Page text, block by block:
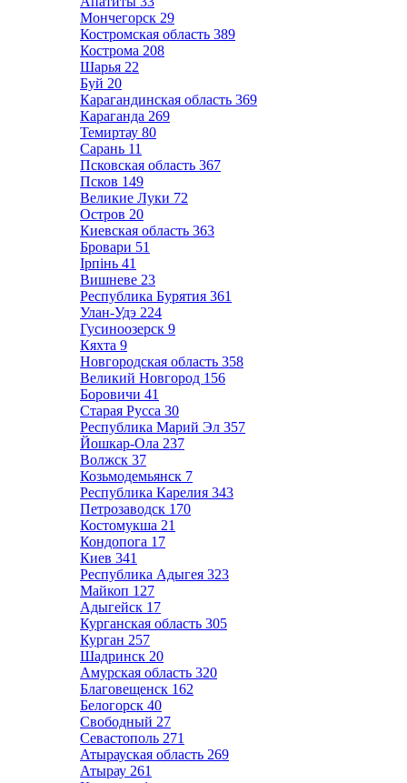
Мончегорск 29
Костромская область 389
Кострома 208
Шарья 22
Буй 20
Карагандинская область 369
Караганда 269
Темиртау 80
Сарань 11
Псковская область 367
Псков 149
Великие Луки 72
Остров 20
Киевская область 363
Бровари 51
Ірпінь 41
Вишневе 23
Республика Бурятия 361
Улан-Удэ 224
Гусиноозерск 9
Кяхта 9
Новгородская область 358
Великий Новгород 156
Боровичи 41
Старая Русса 30
Республика Марий Эл 357
Йошкар-Ола 237
Волжск 37
Козьмодемьянск 7
Республика Карелия 343
Петрозаводск 170
Костомукша 21
Кондопога 17
Киев 341
Республика Адыгея 323
Майкоп 127
Адыгейск 17
Курганская область 305
Курган 257
Шадринск 20
Амурская область 320
Благовещенск 162
Белогорск 40
Свободный 27
Севастополь 271
Атырауская область 269
Атырау 261